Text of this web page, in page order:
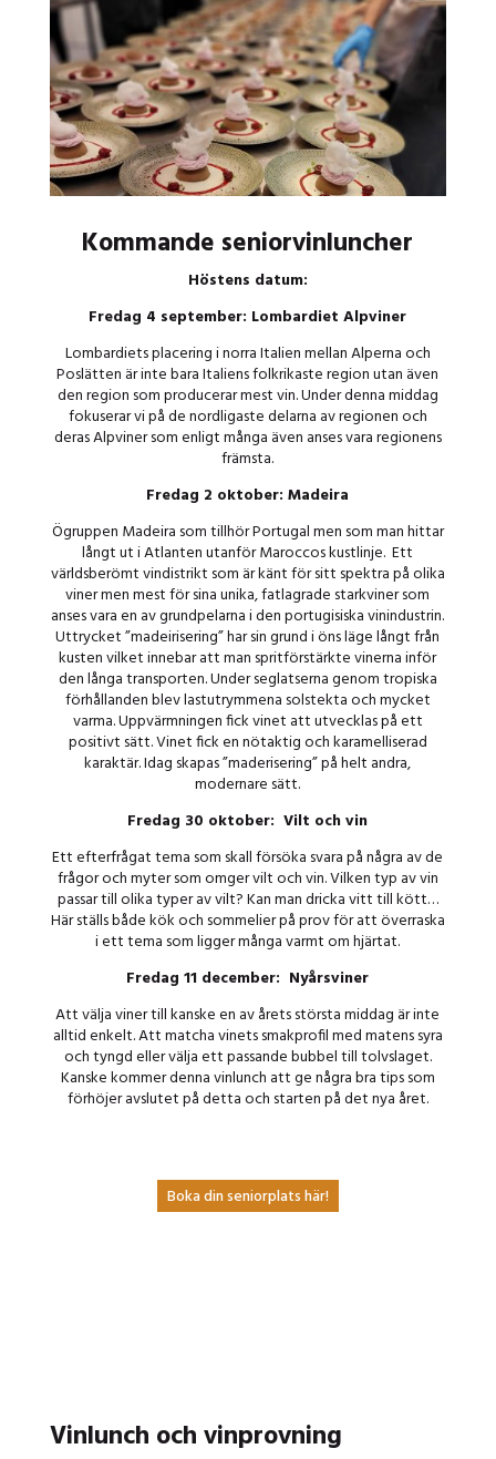
Kommande seniorvinluncher
Höstens datum:
Fredag 4 september: Lombardiet Alpviner
Lombardiets placering i norra Italien mellan Alperna och
Poslätten är inte bara Italiens folkrikaste region utan även
den region som producerar mest vin. Under denna middag
fokuserar vi på de nordligaste delarna av regionen och
deras Alpviner som enligt många även anses vara regionens
främsta.
Fredag 2 oktober: Madeira
Ögruppen Madeira som tillhör Portugal men som man hittar
långt ut i Atlanten utanför Maroccos kustlinje. Ett
världsberömt vindistrikt som är känt för sitt spektra på olika
viner men mest för sina unika, fatlagrade starkviner som
anses vara en av grundpelarna i den portugisiska vinindustrin.
Uttrycket ”madeirisering” har sin grund i öns läge långt från
kusten vilket innebar att man spritförstärkte vinerna inför
den långa transporten. Under seglatserna genom tropiska
förhållanden blev lastutrymmena solstekta och mycket
varma. Uppvärmningen fick vinet att utvecklas på ett
positivt sätt. Vinet fick en nötaktig och karamelliserad
karaktär. Idag skapas ”maderisering” på helt andra,
modernare sätt.
Fredag 30 oktober: Vilt och vin
Ett efterfrågat tema som skall försöka svara på några av de
frågor och myter som omger vilt och vin. Vilken typ av vin
passar till olika typer av vilt? Kan man dricka vitt till kött…
Här ställs både kök och sommelier på prov för att överraska
i ett tema som ligger många varmt om hjärtat.
Fredag 11 december: Nyårsviner
Att välja viner till kanske en av årets största middag är inte
alltid enkelt. Att matcha vinets smakprofil med matens syra
och tyngd eller välja ett passande bubbel till tolvslaget.
Kanske kommer denna vinlunch att ge några bra tips som
förhöjer avslutet på detta och starten på det nya året.
Boka din seniorplats här!
Vinlunch och vinprovning